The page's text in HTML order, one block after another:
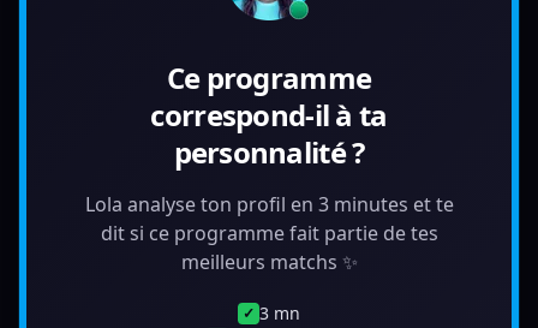
Ce programme
correspond-il à ta
personnalité ?
Lola analyse ton profil en 3 minutes et te
dit si ce programme fait partie de tes
meilleurs matchs ✨
✓ 3 mn